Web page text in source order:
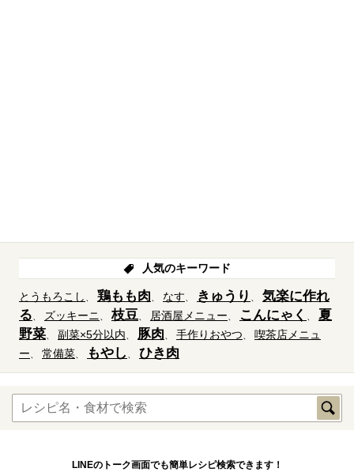
人気のキーワード
とうもろこし 鶏もも肉 なす きゅうり
気楽に作れ
る
ズッキーニ 枝豆 居酒屋メニュー こんにゃく
夏
野菜
副菜×5分以内 豚肉 手作りおやつ
喫茶店メニュ
ー
常備菜 もやし ひき肉
LINEのトーク画面でも簡単レシピ検索できます！